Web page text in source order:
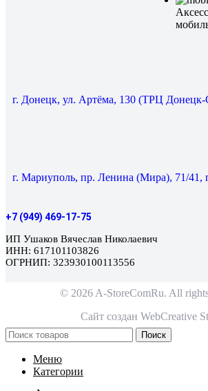
г. Донецк, ул. Артёма, 130 (ТРЦ
г. Мариуполь, пр. Ленина (Мира), 71/41,
+7 (949) 469-17-75
ИП Ушаков Вячеслав Николаевич
ИНН: 617101103826
ОГРНИП: 323930100113556
© 2026 A-StoreComRu. All
Сайт создан WebCreative
Поиск
Меню
Категории